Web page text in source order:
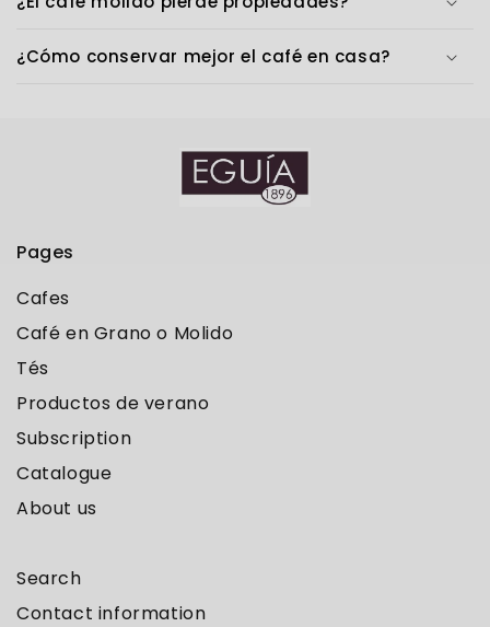
¿Cómo conservar mejor el café en casa?
Pages
Cafes
Café en Grano o Molido
Tés
Productos de verano
Subscription
Catalogue
About us
Search
Contact information